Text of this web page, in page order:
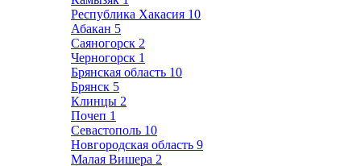
Республика Хакасия 10
Абакан 5
Саяногорск 2
Черногорск 1
Брянская область 10
Брянск 5
Клинцы 2
Почеп 1
Севастополь 10
Новгородская область 9
Малая Вишера 2